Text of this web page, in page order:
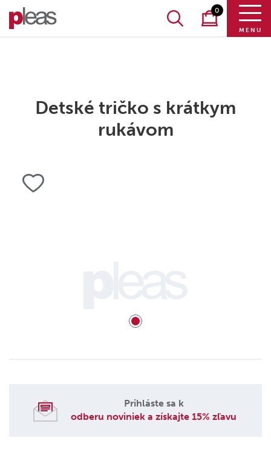
0
MENU
Detské tričko s krátkym
rukávom
Prihláste sa k
odberu noviniek a získajte 15% zľavu